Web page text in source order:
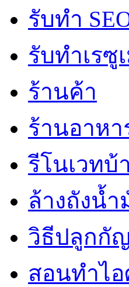
รับทำ
รับทำเรซู
ร้านค้า
ร้านอาหา
รีโนเวทบ้
ล้างถังน้ำ
วิธีปลูกกั
สอนทำไ